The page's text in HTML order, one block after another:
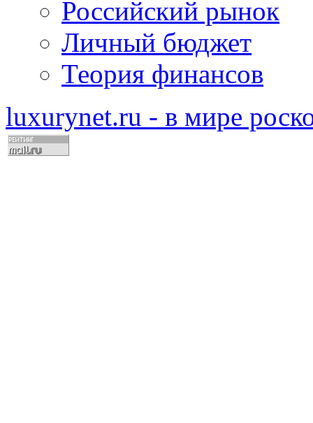
Российский рынок
Личный бюджет
Теория финансов
luxurynet.ru - в мире